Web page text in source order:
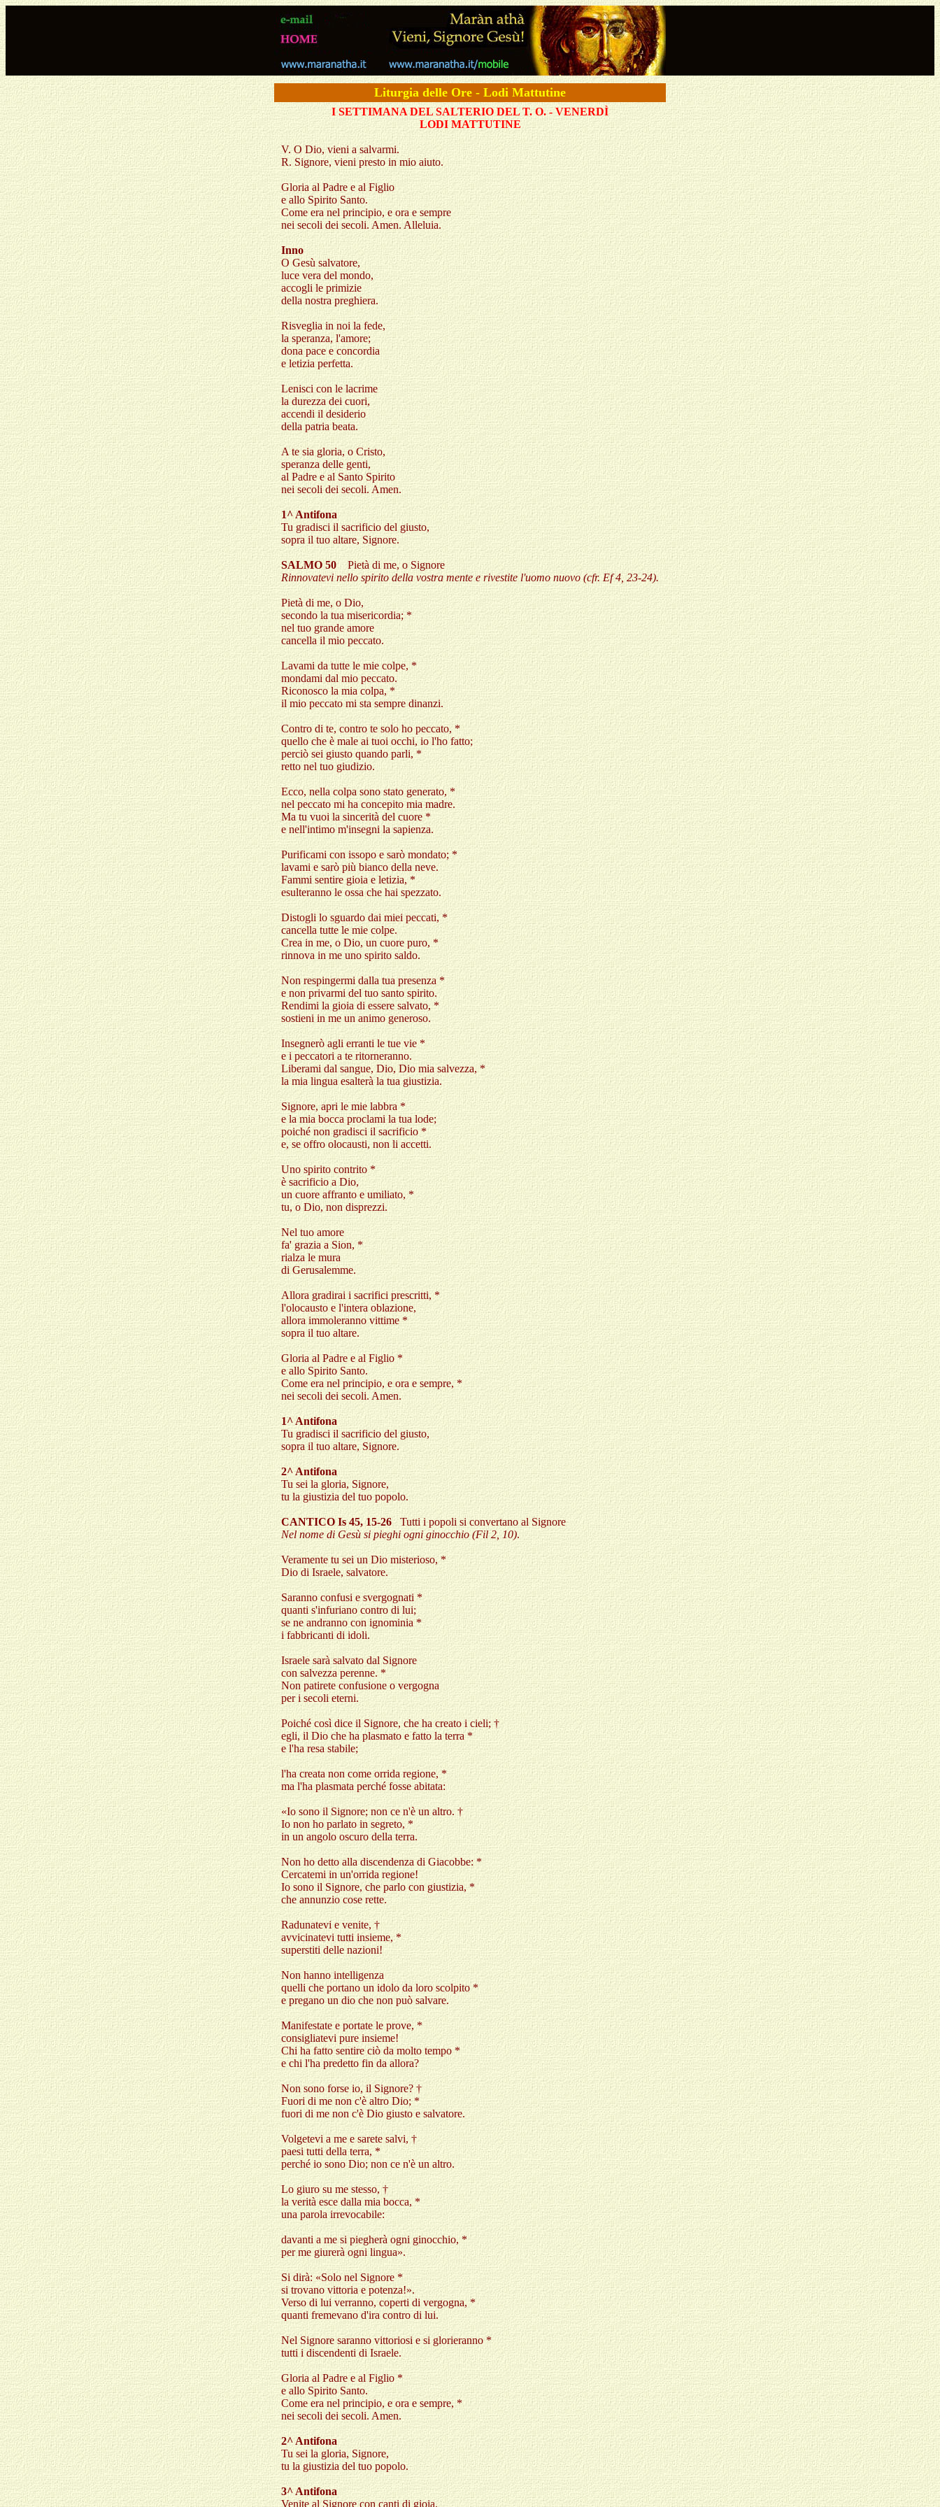
Liturgia delle Ore - Lodi Mattutine
I SETTIMANA DEL SALTERIO DEL T. O.- VENERDÌ
LODI MATTUTINE
V. O Dio, vieni a salvarmi.
R. Signore, vieni presto in mio aiuto.
Gloria al Padre e al Figlio
e allo Spirito Santo.
Come era nel principio, e ora e sempre
nei secoli dei secoli. Amen. Alleluia.
Inno
O Gesù salvatore,
luce vera del mondo,
accogli le primizie
della nostra preghiera.
Risveglia in noi la fede,
la speranza, l'amore;
dona pace e concordia
e letizia perfetta.
Lenisci con le lacrime
la durezza dei cuori,
accendi il desiderio
della patria beata.
A te sia gloria, o Cristo,
speranza delle genti,
al Padre e al Santo Spirito
nei secoli dei secoli. Amen.
1^ Antifona
Tu gradisci il sacrificio del giusto,
sopra il tuo altare, Signore.
SALMO 50
Pietà di me, o Signore
Rinnovatevi nello spirito della vostra mente e rivestite l'uomo nuovo (cfr. Ef 4, 23-24).
Pietà di me, o Dio,
secondo la tua misericordia; *
nel tuo grande amore
cancella il mio peccato.
Lavami da tutte le mie colpe, *
mondami dal mio peccato.
Riconosco la mia colpa, *
il mio peccato mi sta sempre dinanzi.
Contro di te, contro te solo ho peccato, *
quello che è male ai tuoi occhi, io l'ho fatto;
perciò sei giusto quando parli, *
retto nel tuo giudizio.
Ecco, nella colpa sono stato generato, *
nel peccato mi ha concepito mia madre.
Ma tu vuoi la sincerità del cuore *
e nell'intimo m'insegni la sapienza.
Purificami con issopo e sarò mondato; *
lavami e sarò più bianco della neve.
Fammi sentire gioia e letizia, *
esulteranno le ossa che hai spezzato.
Distogli lo sguardo dai miei peccati, *
cancella tutte le mie colpe.
Crea in me, o Dio, un cuore puro, *
rinnova in me uno spirito saldo.
Non respingermi dalla tua presenza *
e non privarmi del tuo santo spirito.
Rendimi la gioia di essere salvato, *
sostieni in me un animo generoso.
Insegnerò agli erranti le tue vie *
e i peccatori a te ritorneranno.
Liberami dal sangue, Dio, Dio mia salvezza, *
la mia lingua esalterà la tua giustizia.
Signore, apri le mie labbra *
e la mia bocca proclami la tua lode;
poiché non gradisci il sacrificio *
e, se offro olocausti, non li accetti.
Uno spirito contrito *
è sacrificio a Dio,
un cuore affranto e umiliato, *
tu, o Dio, non disprezzi.
Nel tuo amore
fa' grazia a Sion, *
rialza le mura
di Gerusalemme.
Allora gradirai i sacrifici prescritti, *
l'olocausto e l'intera oblazione,
allora immoleranno vittime *
sopra il tuo altare.
Gloria al Padre e al Figlio *
e allo Spirito Santo.
Come era nel principio, e ora e sempre, *
nei secoli dei secoli. Amen.
1^ Antifona
Tu gradisci il sacrificio del giusto,
sopra il tuo altare, Signore.
2^ Antifona
Tu sei la gloria, Signore,
tu la giustizia del tuo popolo.
CANTICO Is 45, 15-26
Tutti i popoli si convertano al Signore
Nel nome di Gesù si pieghi ogni ginocchio (Fil 2, 10).
Veramente tu sei un Dio misterioso, *
Dio di Israele, salvatore.
Saranno confusi e svergognati *
quanti s'infuriano contro di lui;
se ne andranno con ignominia *
i fabbricanti di idoli.
Israele sarà salvato dal Signore
con salvezza perenne. *
Non patirete confusione o vergogna
per i secoli eterni.
Poiché così dice il Signore, che ha creato i cieli; †
egli, il Dio che ha plasmato e fatto la terra *
e l'ha resa stabile;
l'ha creata non come orrida regione, *
ma l'ha plasmata perché fosse abitata:
«Io sono il Signore; non ce n'è un altro. †
Io non ho parlato in segreto, *
in un angolo oscuro della terra.
Non ho detto alla discendenza di Giacobbe: *
Cercatemi in un'orrida regione!
Io sono il Signore, che parlo con giustizia, *
che annunzio cose rette.
Radunatevi e venite, †
avvicinatevi tutti insieme, *
superstiti delle nazioni!
Non hanno intelligenza
quelli che portano un idolo da loro scolpito *
e pregano un dio che non può salvare.
Manifestate e portate le prove, *
consigliatevi pure insieme!
Chi ha fatto sentire ciò da molto tempo *
e chi l'ha predetto fin da allora?
Non sono forse io, il Signore? †
Fuori di me non c'è altro Dio; *
fuori di me non c'è Dio giusto e salvatore.
Volgetevi a me e sarete salvi, †
paesi tutti della terra, *
perché io sono Dio; non ce n'è un altro.
Lo giuro su me stesso, †
la verità esce dalla mia bocca, *
una parola irrevocabile:
davanti a me si piegherà ogni ginocchio, *
per me giurerà ogni lingua».
Si dirà: «Solo nel Signore *
si trovano vittoria e potenza!».
Verso di lui verranno, coperti di vergogna, *
quanti fremevano d'ira contro di lui.
Nel Signore saranno vittoriosi e si glorieranno *
tutti i discendenti di Israele.
Gloria al Padre e al Figlio *
e allo Spirito Santo.
Come era nel principio, e ora e sempre, *
nei secoli dei secoli. Amen.
2^ Antifona
Tu sei la gloria, Signore,
tu la giustizia del tuo popolo.
3^ Antifona
Venite al Signore con canti di gioia.